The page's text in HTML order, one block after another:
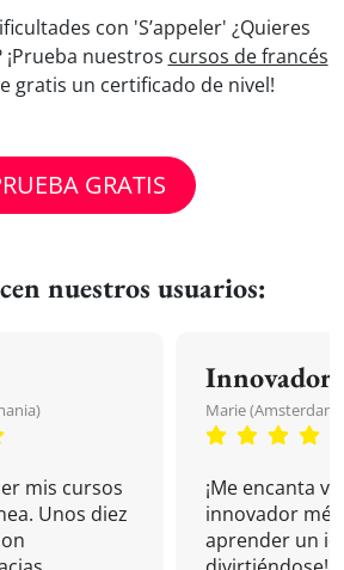
con 'S’appeler' ¿Quieres
nuestros cursos de francés
gratis un certificado de nivel!
GRATIS
nuestros usuarios:
mis cursos
Unos diez
Innovador
Marie (Amsterdam,
¡Me encanta
innovador
aprender un